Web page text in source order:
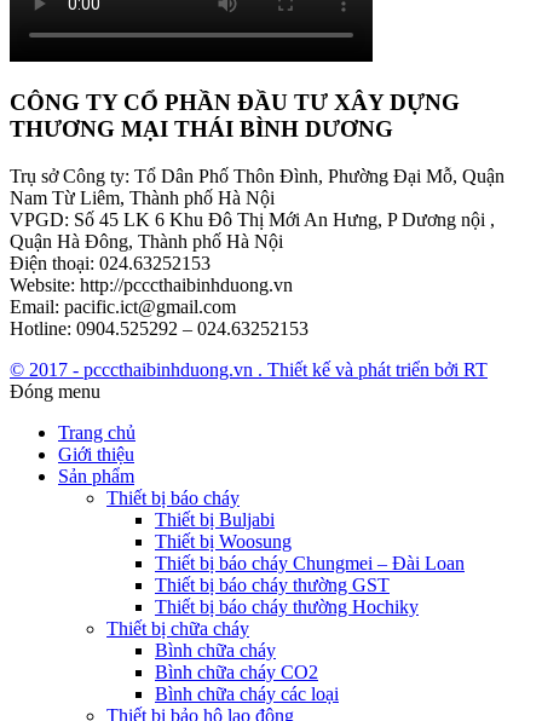
CÔNG TY CỔ PHẦN ĐẦU TƯ XÂY DỰNG
THƯƠNG MẠI THÁI BÌNH DƯƠNG
Trụ sở Công ty: Tổ Dân Phố Thôn Đình, Phường Đại Mỗ, Quận
Nam Từ Liêm, Thành phố Hà Nội
VPGD: Số 45 LK 6 Khu Đô Thị Mới An Hưng, P Dương nội ,
Quận Hà Đông, Thành phố Hà Nội
Điện thoại: 024.63252153
Website: http://pcccthaibinhduong.vn
Email: pacific.ict@gmail.com
Hotline: 0904.525292 – 024.63252153
© 2017 - pcccthaibinhduong.vn . Thiết kế và phát triển bởi RT
Đóng menu
Trang chủ
Giới thiệu
Sản phẩm
Thiết bị báo cháy
Thiết bị Buljabi
Thiết bị Woosung
Thiết bị báo cháy Chungmei – Đài Loan
Thiết bị báo cháy thường GST
Thiết bị báo cháy thường Hochiky
Thiết bị chữa cháy
Bình chữa cháy
Bình chữa cháy CO2
Bình chữa cháy các loại
Thiết bị bảo hộ lao động